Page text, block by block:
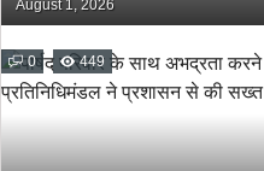
August 1, 2026
0 449